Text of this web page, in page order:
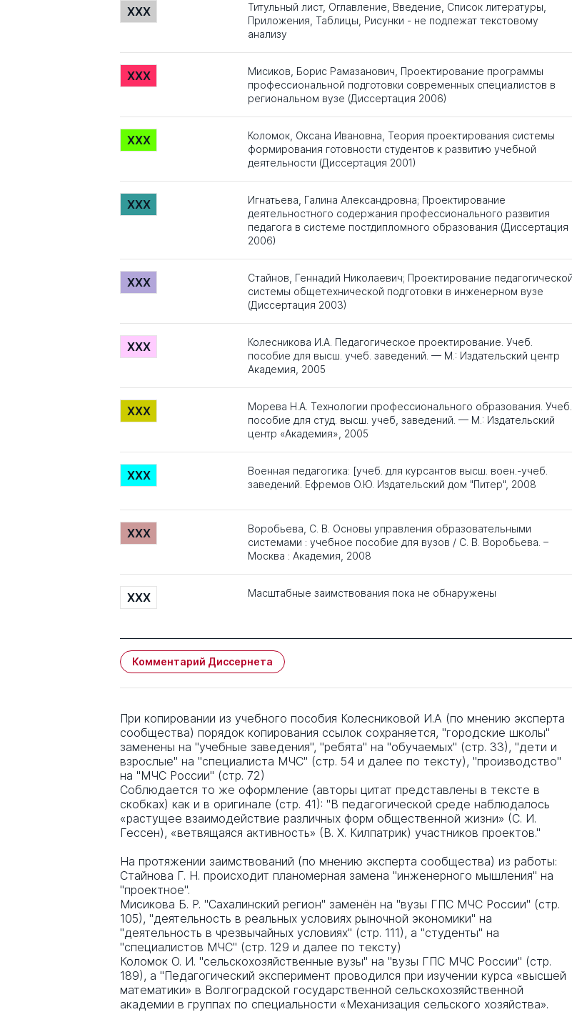
XXX
Титульный лист, Оглавление, Введение, Список литературы,
Приложения, Таблицы, Рисунки - не подлежат текстовому
анализу
XXX
Мисиков, Борис Рамазанович, Проектирование программы
профессиональной подготовки современных специалистов в
региональном вузе (Диссертация 2006)
XXX
Коломок, Оксана Ивановна, Теория проектирования системы
формирования готовности студентов к развитию учебной
деятельности (Диссертация 2001)
XXX
Игнатьева, Галина Александровна; Проектирование
деятельностного содержания профессионального развития
педагога в системе постдипломного образования (Диссертация
2006)
XXX
Стайнов, Геннадий Николаевич; Проектирование педагогической
системы общетехнической подготовки в инженерном вузе
(Диссертация 2003)
XXX
Колесникова И.А. Педагогическое проектирование. Учеб.
пособие для высш. учеб. заведений. — М.: Издательский центр
Академия, 2005
XXX
Морева Н.А. Технологии профессионального образования. Учеб.
пособие для студ. высш. учеб, заведений. — М.: Издательский
центр «Академия», 2005
XXX
Военная педагогика: [учеб. для курсантов высш. воен.-учеб.
заведений. Ефремов О.Ю. Издательский дом "Питер", 2008
XXX
Воробьева, С. В. Основы управления образовательными
системами : учебное пособие для вузов / С. В. Воробьева. –
Москва : Академия, 2008
XXX Масштабные заимствования пока не обнаружены
Комментарий Диссернета
При копировании из учебного пособия Колесниковой И.А (по мнению эксперта
сообщества) порядок копирования ссылок сохраняется, "городские школы"
заменены на "учебные заведения", "ребята" на "обучаемых" (стр. 33), "дети и
взрослые" на "специалиста МЧС" (стр. 54 и далее по тексту), "производство"
на "МЧС России" (стр. 72)
Соблюдается то же оформление (авторы цитат представлены в тексте в
скобках) как и в оригинале (стр. 41): "В педагогической среде наблюдалось
«растущее взаимодействие различных форм общественной жизни» (С. И.
Гессен), «ветвящаяся активность» (В. Х. Килпатрик) участников проектов."
На протяжении заимствований (по мнению эксперта сообщества) из работы:
Стайнова Г. Н. происходит планомерная замена "инженерного мышления" на
"проектное".
Мисикова Б. Р. "Сахалинский регион" заменён на "вузы ГПС МЧС России" (стр.
105), "деятельность в реальных условиях рыночной экономики" на
"деятельность в чрезвычайных условиях" (стр. 111), а "студенты" на
"специалистов МЧС" (стр. 129 и далее по тексту)
Коломок О. И. "сельскохозяйственные вузы" на "вузы ГПС МЧС России" (стр.
189), а "Педагогический эксперимент проводился при изучении курса «высшей
математики» в Волгоградской государственной сельскохозяйственной
академии в группах по специальности «Механизация сельского хозяйства».